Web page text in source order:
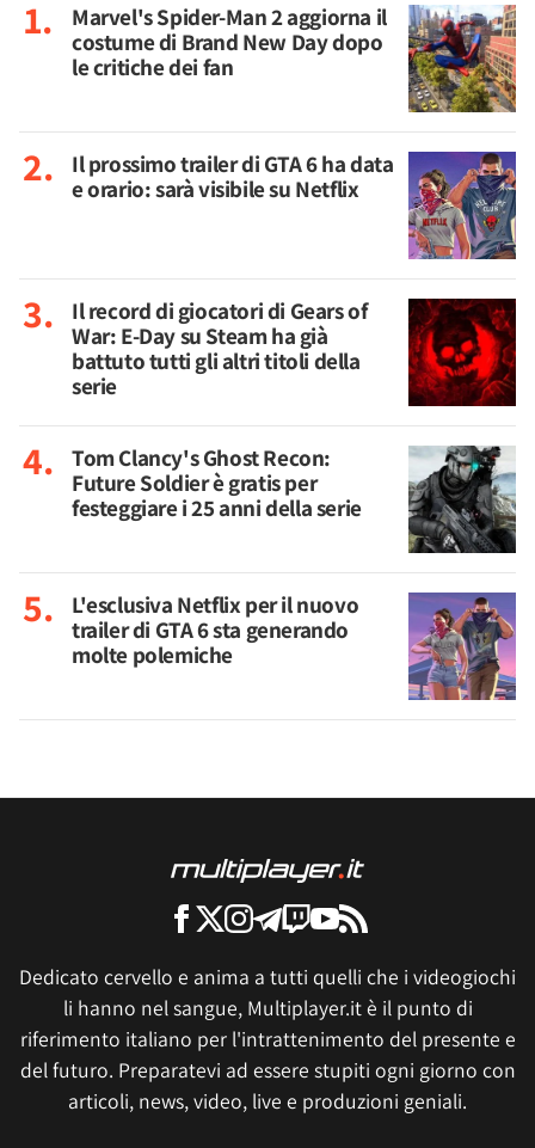
Marvel's Spider-Man 2 aggiorna il
costume di Brand New Day dopo
le critiche dei fan
Il prossimo trailer di GTA 6 ha data
e orario: sarà visibile su Netflix
Il record di giocatori di Gears of
War: E-Day su Steam ha già
battuto tutti gli altri titoli della
serie
Tom Clancy's Ghost Recon:
Future Soldier è gratis per
festeggiare i 25 anni della serie
L'esclusiva Netflix per il nuovo
trailer di GTA 6 sta generando
molte polemiche
Dedicato cervello e anima a tutti quelli che i videogiochi
li hanno nel sangue, Multiplayer.it è il punto di
riferimento italiano per l'intrattenimento del presente e
del futuro. Preparatevi ad essere stupiti ogni giorno con
articoli, news, video, live e produzioni geniali.